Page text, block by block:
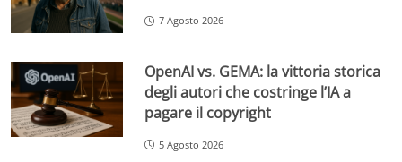
7 Agosto 2026
OpenAI vs. GEMA: la vittoria storica
degli autori che costringe l’IA a
pagare il copyright
5 Agosto 2026